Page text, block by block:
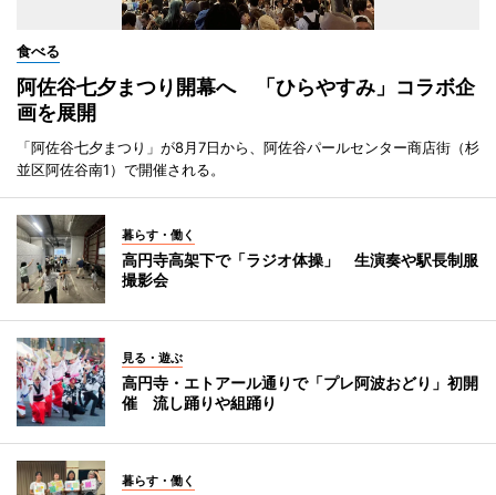
食べる
阿佐谷七夕まつり開幕へ 「ひらやすみ」コラボ企
画を展開
「阿佐谷七夕まつり」が8月7日から、阿佐谷パールセンター商店街（杉
並区阿佐谷南1）で開催される。
暮らす・働く
高円寺高架下で「ラジオ体操」 生演奏や駅長制服
撮影会
見る・遊ぶ
高円寺・エトアール通りで「プレ阿波おどり」初開
催 流し踊りや組踊り
暮らす・働く